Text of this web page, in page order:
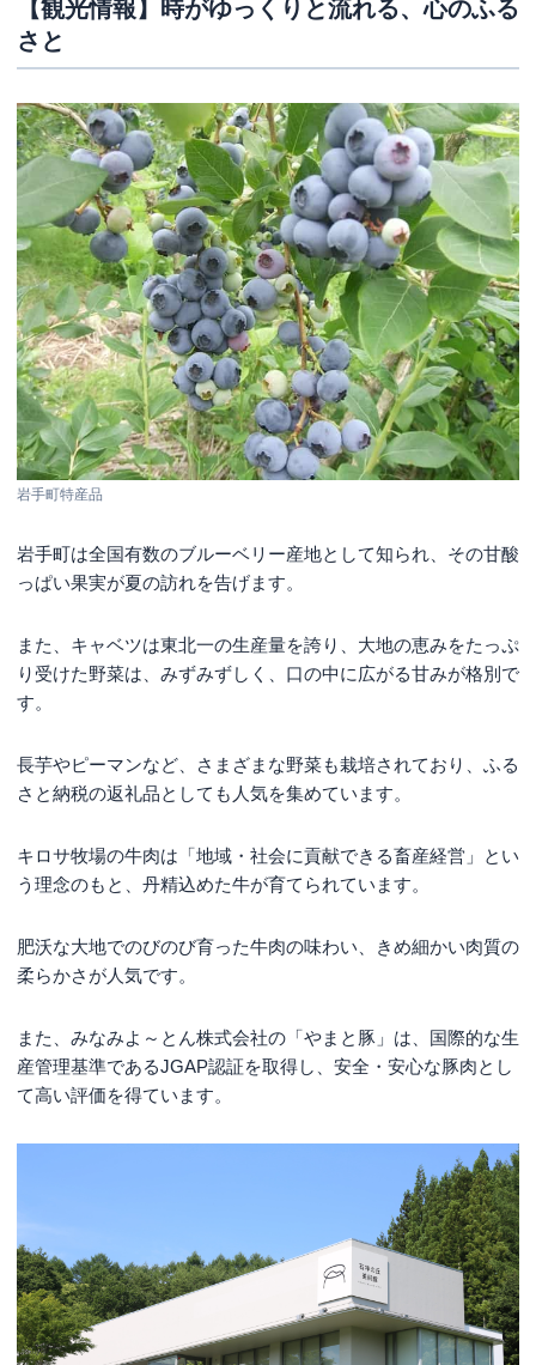
【観光情報】時がゆっくりと流れる、心のふる
さと
岩手町特産品
岩手町は全国有数のブルーベリー産地として知られ、その甘酸
っぱい果実が夏の訪れを告げます。
また、キャベツは東北一の生産量を誇り、大地の恵みをたっぷ
り受けた野菜は、みずみずしく、口の中に広がる甘みが格別で
す。
長芋やピーマンなど、さまざまな野菜も栽培されており、ふる
さと納税の返礼品としても人気を集めています。
キロサ牧場の牛肉は「地域・社会に貢献できる畜産経営」とい
う理念のもと、丹精込めた牛が育てられています。
肥沃な大地でのびのび育った牛肉の味わい、きめ細かい肉質の
柔らかさが人気です。
また、みなみよ～とん株式会社の「やまと豚」は、国際的な生
産管理基準であるJGAP認証を取得し、安全・安心な豚肉とし
て高い評価を得ています。